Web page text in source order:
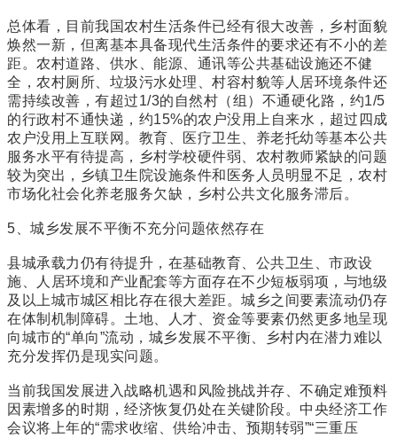
总体看，目前我国农村生活条件已经有很大改善，乡村面貌
焕然一新，但离基本具备现代生活条件的要求还有不小的差
距。农村道路、供水、能源、通讯等公共基础设施还不健
全，农村厕所、垃圾污水处理、村容村貌等人居环境条件还
需持续改善，有超过1/3的自然村（组）不通硬化路，约1/5
的行政村不通快递，约15%的农户没用上自来水，超过四成
农户没用上互联网。教育、医疗卫生、养老托幼等基本公共
服务水平有待提高，乡村学校硬件弱、农村教师紧缺的问题
较为突出，乡镇卫生院设施条件和医务人员明显不足，农村
市场化社会化养老服务欠缺，乡村公共文化服务滞后。
5、城乡发展不平衡不充分问题依然存在
县城承载力仍有待提升，在基础教育、公共卫生、市政设
施、人居环境和产业配套等方面存在不少短板弱项，与地级
及以上城市城区相比存在很大差距。城乡之间要素流动仍存
在体制机制障碍。土地、人才、资金等要素仍然更多地呈现
向城市的“单向”流动，城乡发展不平衡、乡村内在潜力难以
充分发挥仍是现实问题。
当前我国发展进入战略机遇和风险挑战并存、不确定难预料
因素增多的时期，经济恢复仍处在关键阶段。中央经济工作
会议将上年的“需求收缩、供给冲击、预期转弱”“三重压